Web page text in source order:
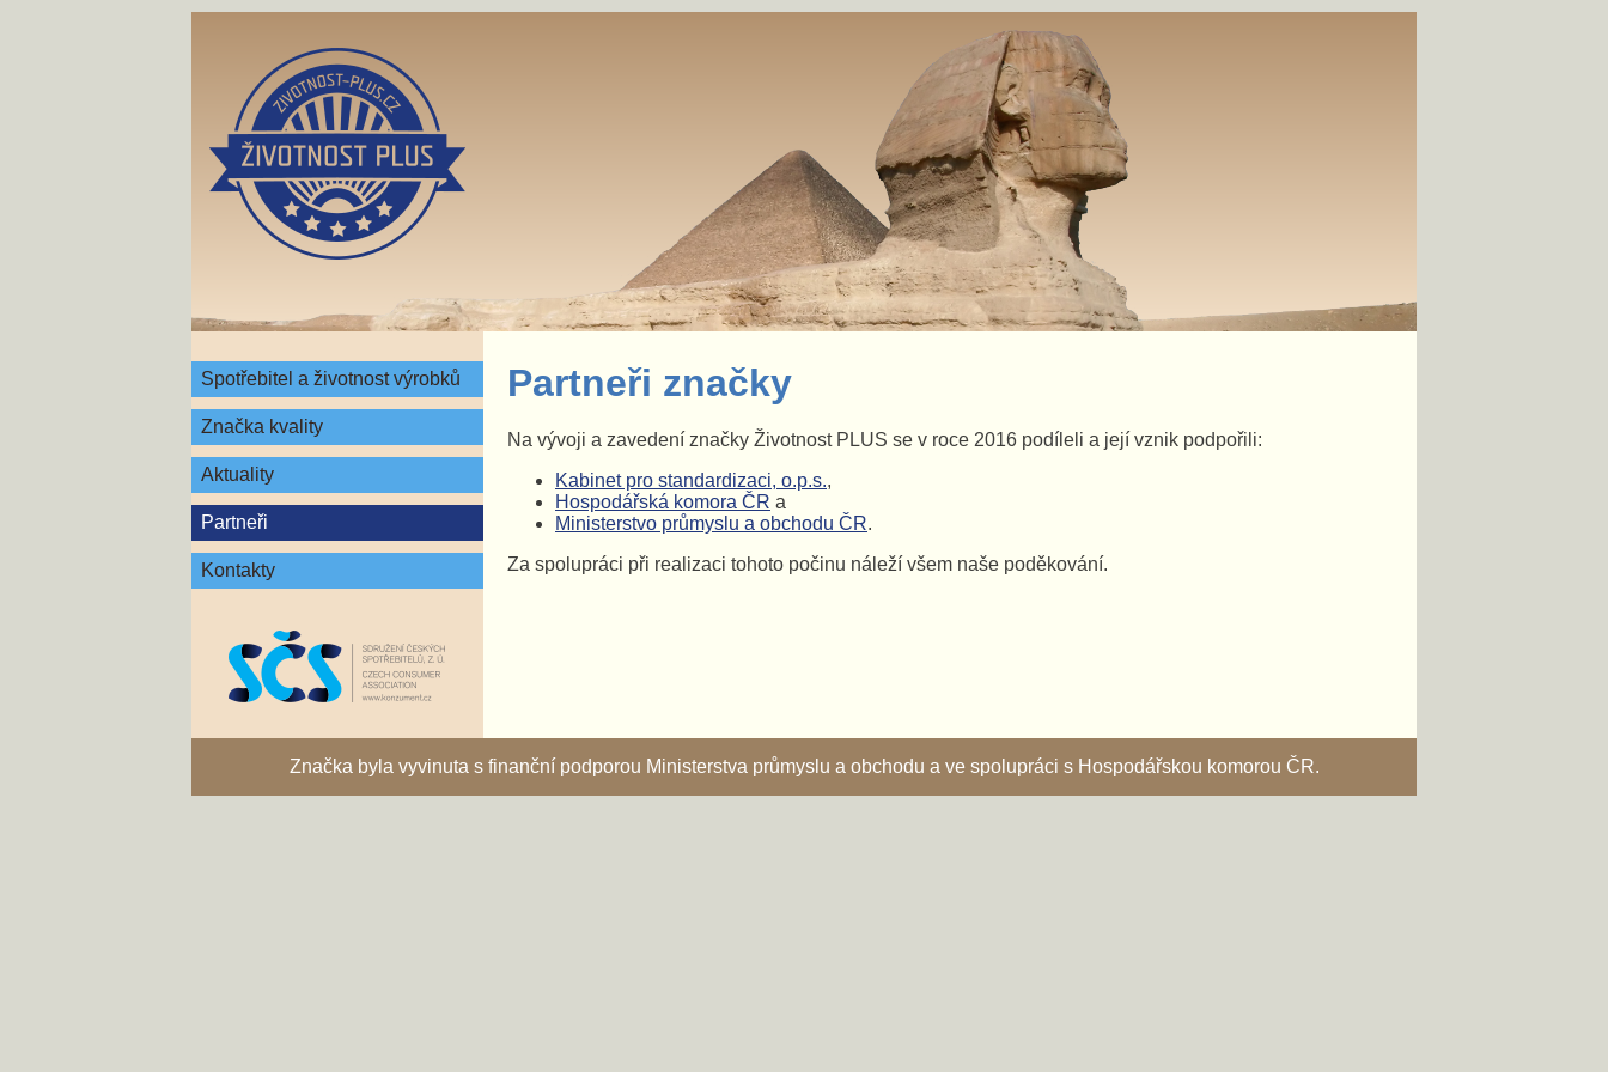
Spotřebitel a životnost výrobků
Značka kvality
Aktuality
Partneři
Kontakty
Partneři značky
Na vývoji a zavedení značky Životnost PLUS se v roce 2016 podíleli a její vznik podpořili:
Kabinet pro standardizaci, o.p.s.,
Hospodářská komora ČR a
Ministerstvo průmyslu a obchodu ČR.
Za spolupráci při realizaci tohoto počinu náleží všem naše poděkování.
Značka byla vyvinuta s finanční podporou Ministerstva průmyslu a obchodu a ve spolupráci s Hospodářskou komorou ČR.